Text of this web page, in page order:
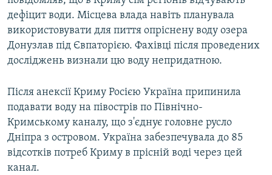
дефіцит води. Місцева влада навіть планувала
використовувати для пиття опріснену воду озера
Донузлав під Євпаторією. Фахівці після проведених
досліджень визнали цю воду непридатною.
Після анексії Криму Росією Україна припинила
подавати воду на півострів по Північно-
Кримському каналу, що з'єднує головне русло
Дніпра з островом. Україна забезпечувала до 85
відсотків потреб Криму в прісній воді через цей
канал.